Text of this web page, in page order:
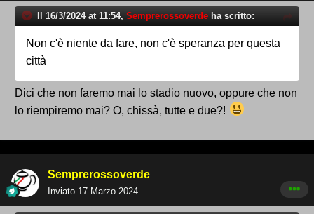
Il 16/3/2024 at 11:54, Semprerossoverde ha scritto:
Non c'è niente da fare, non c'è speranza per questa
città
Dici che non faremo mai lo stadio nuovo, oppure che non
lo riempiremo mai? O, chissà, tutte e due?!
Semprerossoverde
Inviato 17 Marzo 2024